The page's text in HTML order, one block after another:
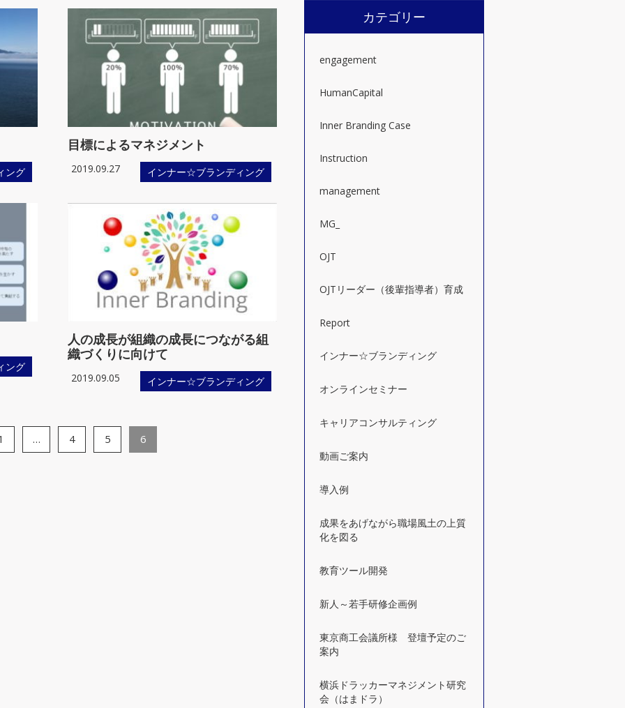
ング
目標によるマネジメント
2019.09.27 インナー☆ブランディング
ング
人の成長が組織の成長につながる組
織づくりに向けて
2019.09.05 インナー☆ブランディング
… 4 5 6
カテゴリー
engagement
HumanCapital
Inner Branding Case
Instruction
management
MG_
OJT
OJTリーダー（後輩指導者）育成
Report
インナー☆ブランディング
オンラインセミナー
キャリアコンサルティング
動画ご案内
導入例
成果をあげながら職場風土の上質
化を図る
教育ツール開発
新人～若手研修企画例
東京商工会議所様 登壇予定のご
案内
横浜ドラッカーマネジメント研究
会（はまドラ）